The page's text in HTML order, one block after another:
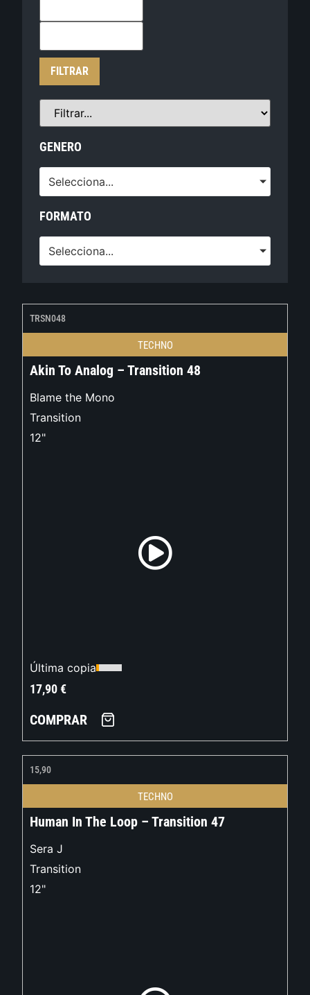
FILTRAR
GENERO
Selecciona...
FORMATO
Selecciona...
TRSN048
TECHNO
Akin To Analog – Transition 48
Blame the Mono
Transition
12"
Última copia
17,90€
COMPRAR
15,90
TECHNO
Human In The Loop – Transition 47
Sera J
Transition
12"